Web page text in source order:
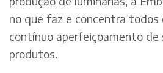
no que faz e concentra todos
contínuo aperfeiçoamento de
produtos.